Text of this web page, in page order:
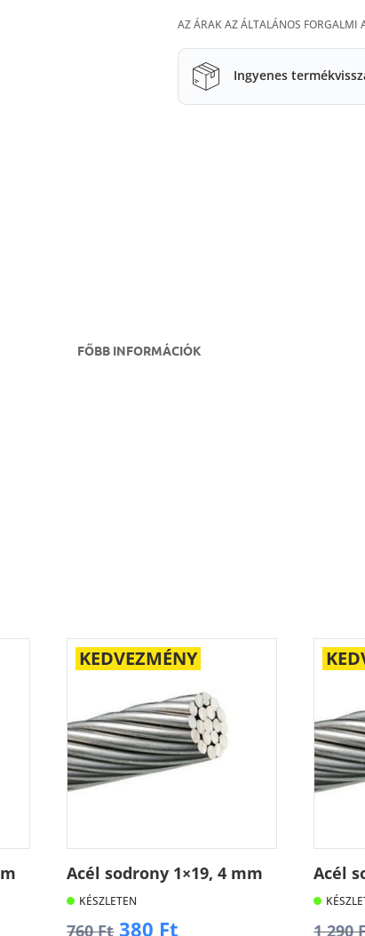
fekete
CLASSIC
mennyiség
AZ ÁRAK AZ ÁLTALÁNOS FORGALMI
Ingyenes
FŐBB INFORMÁCIÓK
KEDVEZMÉNY
Acél sodrony 1×19, 4 mm
KÉSZLETEN
760Ft Original
380 Ft
Acél
1 290